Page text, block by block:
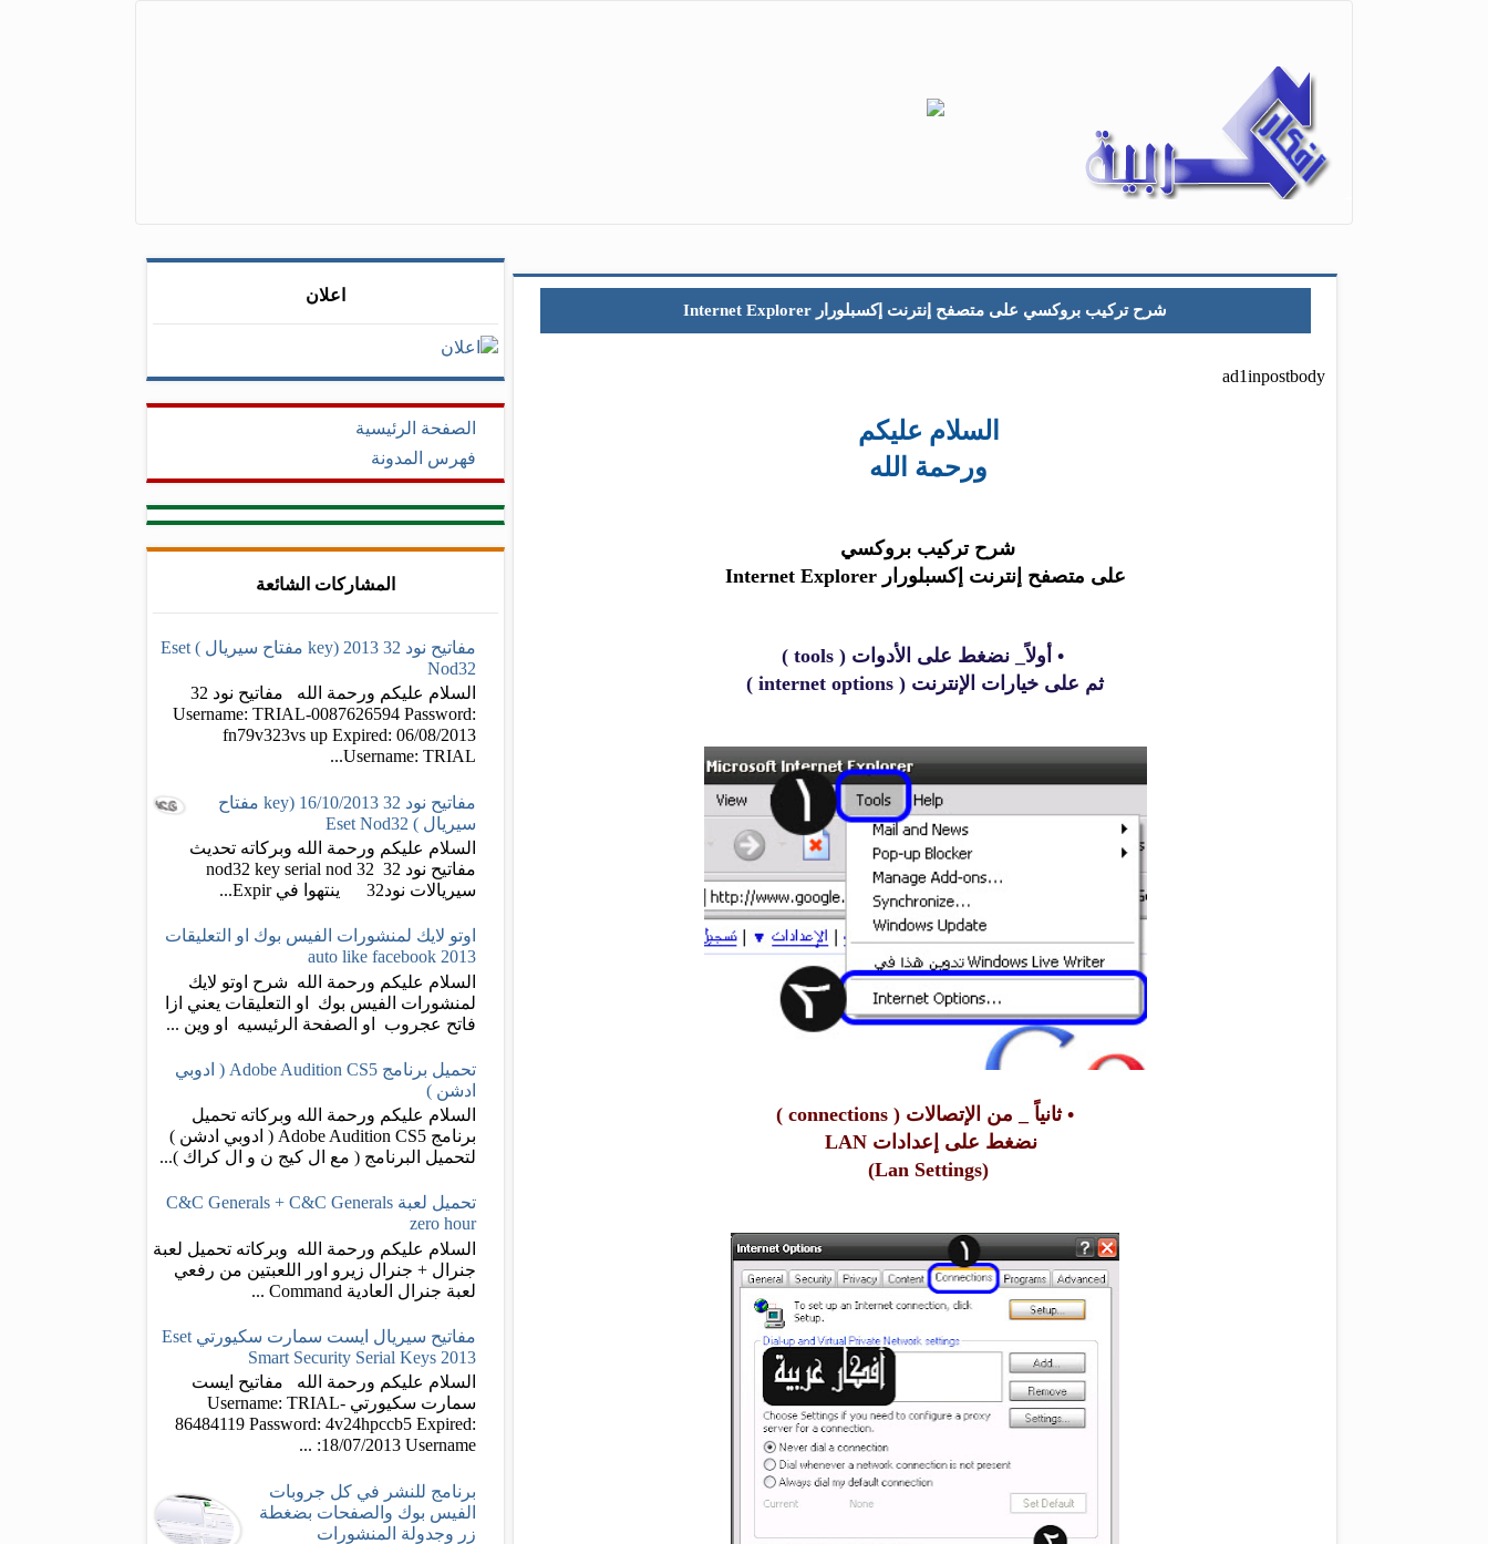
شرح تركيب بروكسي على متصفح إنترنت إكسبلورار Internet Explorer
ad1inpostbody
السلام عليكم
ورحمة الله
شرح تركيب بروكسي
على متصفح إنترنت إكسبلورار Internet Explorer
• أولاً_ نضغط على الأدوات ( tools )
ثم على خيارات الإنترنت ( internet options )
• ثانياً _ من الإتصالات ( connections )
نضغط على إعدادات LAN
(Lan Settings)
اعلان
الصفحة الرئيسية
فهرس المدونة
المشاركات الشائعة
مفاتيح نود 32 2013 (key مفتاح سيريال ) Eset
Nod32
السلام عليكم ورحمة الله مفاتيح نود 32
Username: TRIAL-0087626594 Password:
fn79v323vs up Expired: 06/08/2013
Username: TRIAL...
مفاتيح نود 32 16/10/2013 (key مفتاح
سيريال ) Eset Nod32
السلام عليكم ورحمة الله وبركاته تحديث
مفاتيح نود 32 nod32 key serial nod 32
سيريالات نود32 ينتهوا في Expir...
اوتو لايك لمنشورات الفيس بوك او التعليقات
auto like facebook 2013
السلام عليكم ورحمة الله شرح اوتو لايك
لمنشورات الفيس بوك او التعليقات يعني ازا
فاتح عجروب او الصفحة الرئيسيه او وين ...
تحميل برنامج Adobe Audition CS5 ( ادوبي
ادشن )
السلام عليكم ورحمة الله وبركاته تحميل
برنامج Adobe Audition CS5 ( ادوبي ادشن )
لتحميل البرنامج ( مع ال كيج ن و ال كراك )...
تحميل لعبة C&C Generals + C&C Generals
zero hour
السلام عليكم ورحمة الله وبركاته تحميل لعبة
جنرال + جنرال زيرو اور اللعبتين من رفعي
لعبة جنرال العادية Command ...
مفاتيح سيريال ايست سمارت سكيورتي Eset
Smart Security Serial Keys 2013
السلام عليكم ورحمة الله مفاتيح ايست
سمارت سكيورتي Username: TRIAL-
86484119 Password: 4v24hpccb5 Expired:
18/07/2013 Username: ...
برنامج للنشر في كل جروبات
الفيس بوك والصفحات بضغطة
زر وجدولة المنشورات